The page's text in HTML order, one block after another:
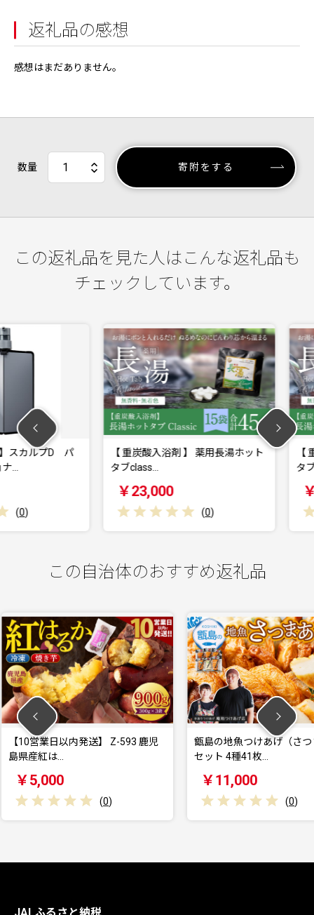
返礼品の感想
感想はまだありません。
数量 寄附をする
この返礼品を見た人はこんな返礼品も
チェックしています。
プD パ
【 重炭酸入浴剤 】 薬用長湯ホット
タブclass…
￥23,000
(0
【 重炭酸
タブclass…
￥
この自治体のおすすめ返礼品
593 鹿児
甑島の地魚つけあげ（さつまあげ）
【10営業
JALふるさと納税